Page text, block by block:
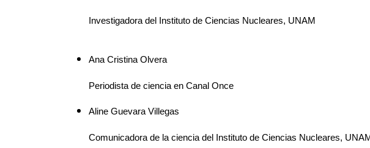
Investigadora del Instituto de Ciencias Nucleares, UNAM
Ana Cristina Olvera
Periodista de ciencia en Canal Once
Aline Guevara Villegas
Comunicadora de la ciencia del Instituto de Ciencias Nucleares, UNAM